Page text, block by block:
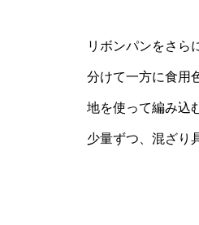
リボンパンをさら
分けて一方に食用
地を使って編み込
少量ずつ、混ざり